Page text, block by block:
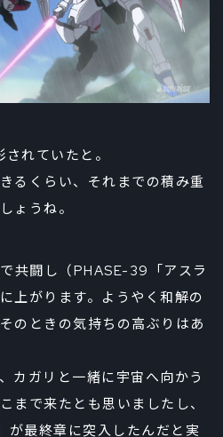
されていたと。
るくらい、それまでの積み重
ょうね。
で共闘し（PHASE-39「アスラ
上がります。ようやく和解の
のときの気持ちの高ぶりはあ
カガリと一緒に宇宙へ向かう
まで来たとも思いましたし、
が最終章に突入したんだと実